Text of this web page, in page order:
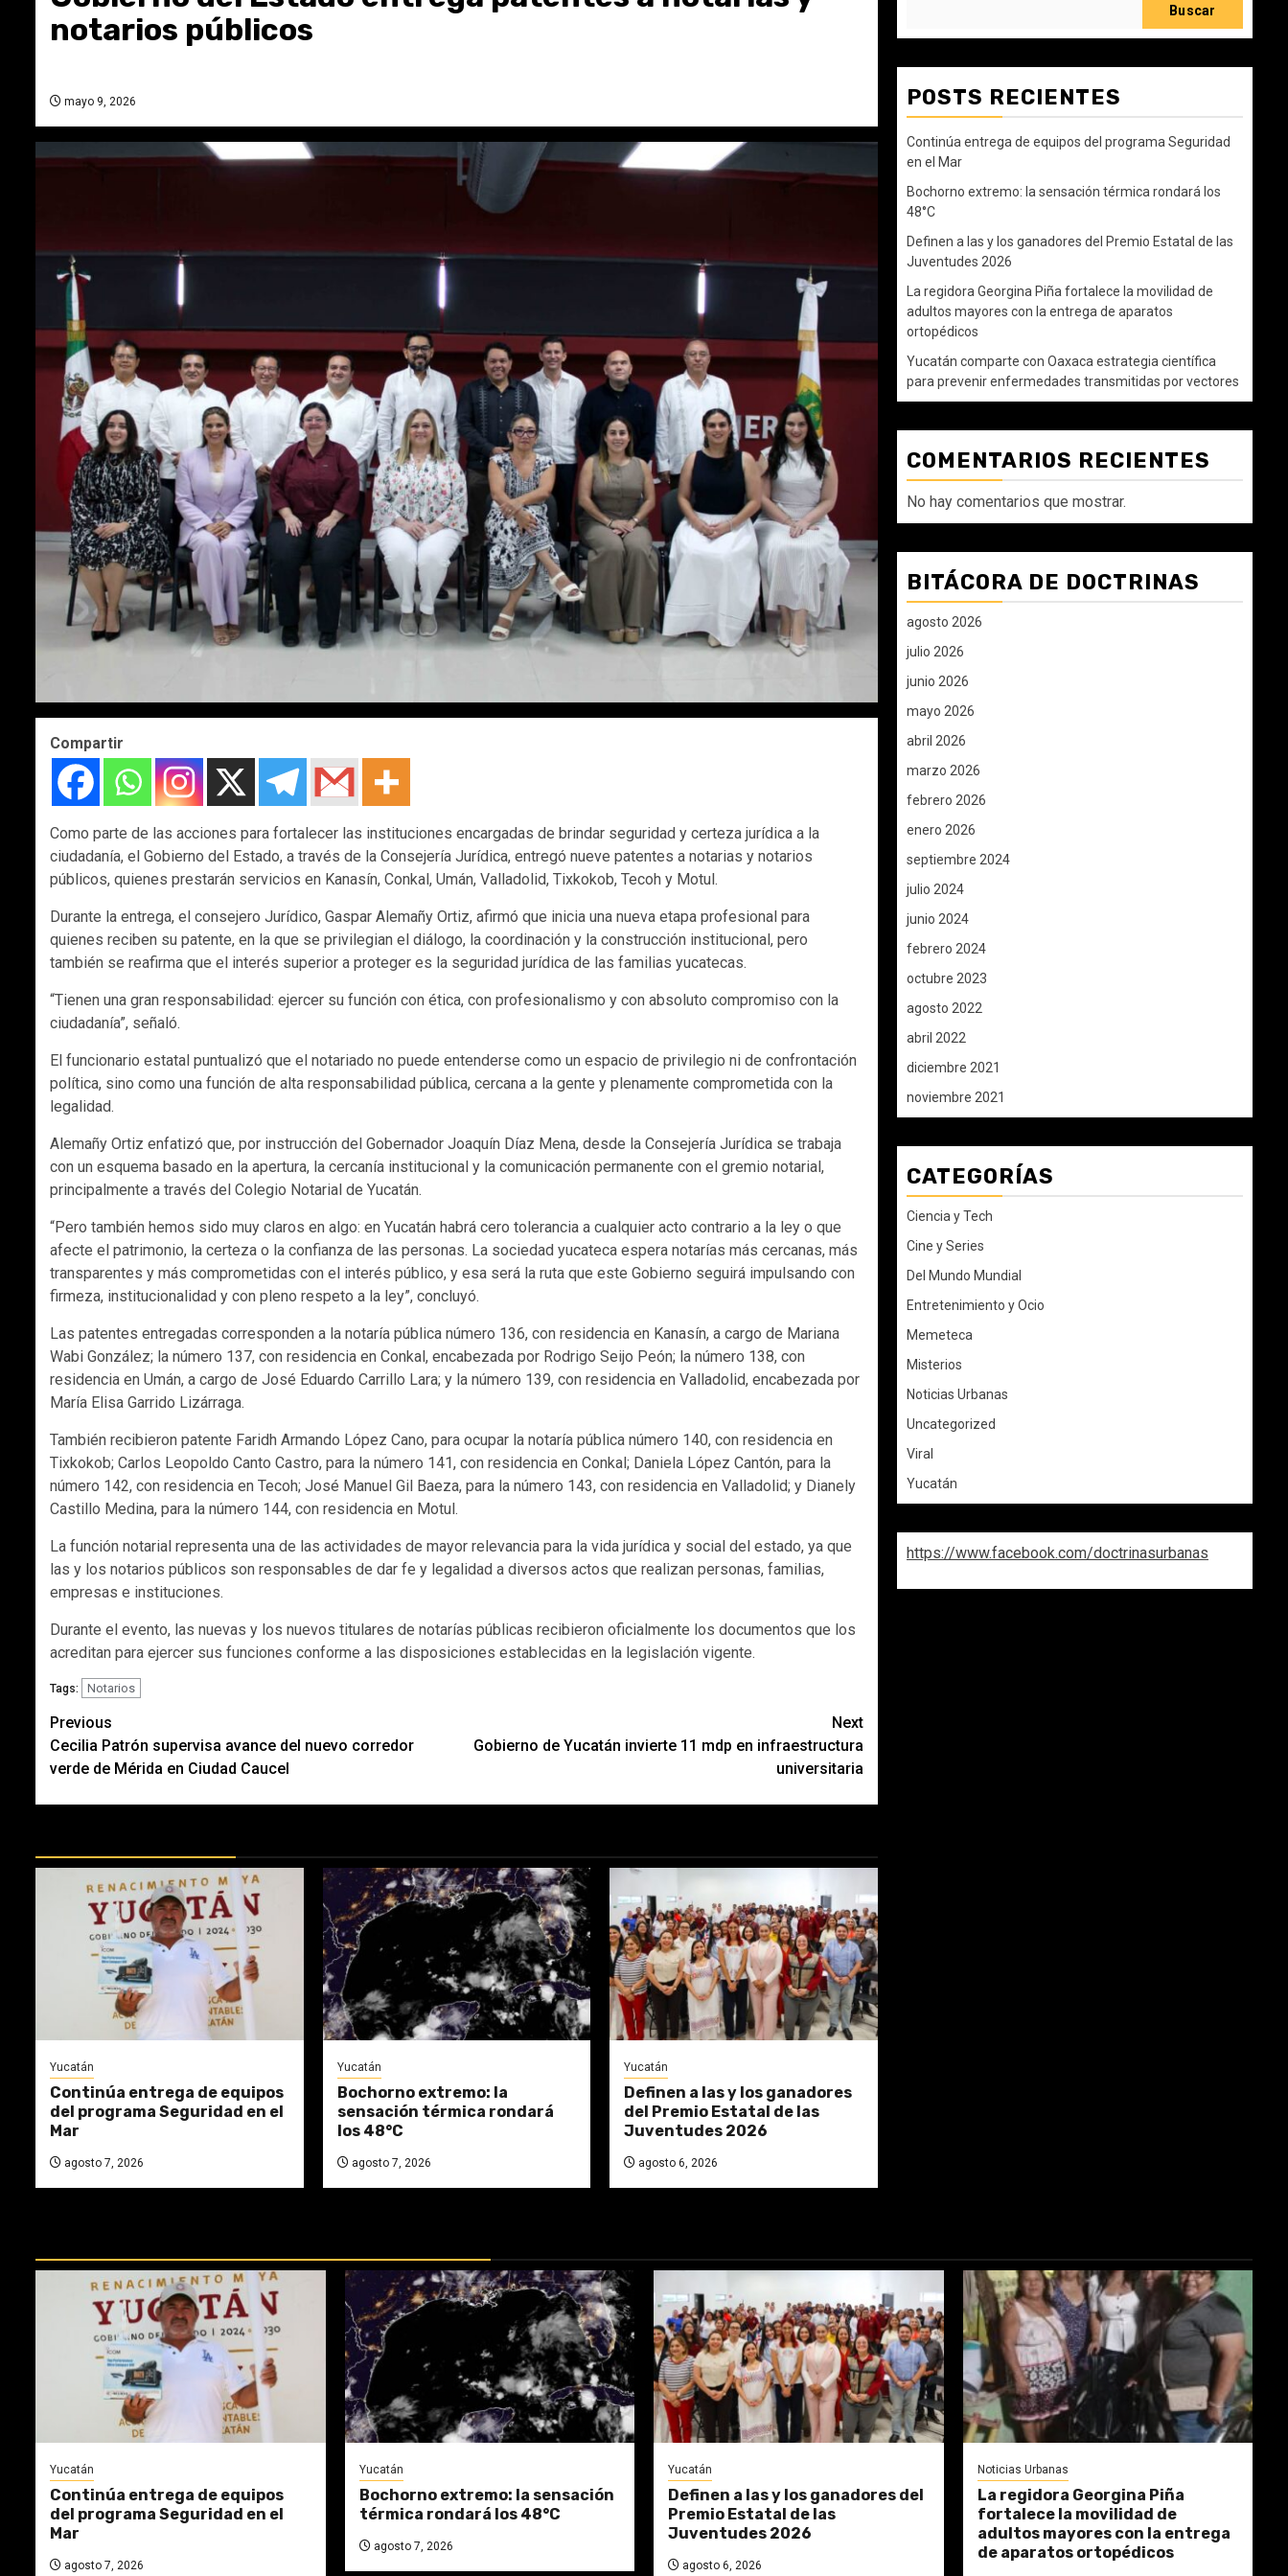
notarios públicos
mayo 9, 2026
Compartir
Como parte de las acciones para fortalecer las instituciones encargadas de brindar seguridad y certeza jurídica a la
ciudadanía, el Gobierno del Estado, a través de la Consejería Jurídica, entregó nueve patentes a notarias y notarios
públicos, quienes prestarán servicios en Kanasín, Conkal, Umán, Valladolid, Tixkokob, Tecoh y Motul.
Durante la entrega, el consejero Jurídico, Gaspar Alemañy Ortiz, afirmó que inicia una nueva etapa profesional para
quienes reciben su patente, en la que se privilegian el diálogo, la coordinación y la construcción institucional, pero
también se reafirma que el interés superior a proteger es la seguridad jurídica de las familias yucatecas.
“Tienen una gran responsabilidad: ejercer su función con ética, con profesionalismo y con absoluto compromiso con la
ciudadanía”, señaló.
El funcionario estatal puntualizó que el notariado no puede entenderse como un espacio de privilegio ni de confrontación
política, sino como una función de alta responsabilidad pública, cercana a la gente y plenamente comprometida con la
legalidad.
Alemañy Ortiz enfatizó que, por instrucción del Gobernador Joaquín Díaz Mena, desde la Consejería Jurídica se trabaja
con un esquema basado en la apertura, la cercanía institucional y la comunicación permanente con el gremio notarial,
principalmente a través del Colegio Notarial de Yucatán.
“Pero también hemos sido muy claros en algo: en Yucatán habrá cero tolerancia a cualquier acto contrario a la ley o que
afecte el patrimonio, la certeza o la confianza de las personas. La sociedad yucateca espera notarías más cercanas, más
transparentes y más comprometidas con el interés público, y esa será la ruta que este Gobierno seguirá impulsando con
firmeza, institucionalidad y con pleno respeto a la ley”, concluyó.
Las patentes entregadas corresponden a la notaría pública número 136, con residencia en Kanasín, a cargo de Mariana
Wabi González; la número 137, con residencia en Conkal, encabezada por Rodrigo Seijo Peón; la número 138, con
residencia en Umán, a cargo de José Eduardo Carrillo Lara; y la número 139, con residencia en Valladolid, encabezada por
María Elisa Garrido Lizárraga.
También recibieron patente Faridh Armando López Cano, para ocupar la notaría pública número 140, con residencia en
Tixkokob; Carlos Leopoldo Canto Castro, para la número 141, con residencia en Conkal; Daniela López Cantón, para la
número 142, con residencia en Tecoh; José Manuel Gil Baeza, para la número 143, con residencia en Valladolid; y Dianely
Castillo Medina, para la número 144, con residencia en Motul.
La función notarial representa una de las actividades de mayor relevancia para la vida jurídica y social del estado, ya que
las y los notarios públicos son responsables de dar fe y legalidad a diversos actos que realizan personas, familias,
empresas e instituciones.
Durante el evento, las nuevas y los nuevos titulares de notarías públicas recibieron oficialmente los documentos que los
acreditan para ejercer sus funciones conforme a las disposiciones establecidas en la legislación vigente.
Tags: Notarios
Post
navigation
Previous
Cecilia Patrón supervisa avance del nuevo corredor
verde de Mérida en Ciudad Caucel
Next
Gobierno de Yucatán invierte 11 mdp en infraestructura
universitaria
Yucatán
Continúa entrega de equipos
del programa Seguridad en el
Mar
agosto 7, 2026
Yucatán
Bochorno extremo: la
sensación térmica rondará
los 48°C
agosto 7, 2026
Yucatán
Definen a las y los ganadores
del Premio Estatal de las
Juventudes 2026
agosto 6, 2026
Buscar
POSTS RECIENTES
Continúa entrega de equipos del programa Seguridad
en el Mar
Bochorno extremo: la sensación térmica rondará los
48°C
Definen a las y los ganadores del Premio Estatal de las
Juventudes 2026
La regidora Georgina Piña fortalece la movilidad de
adultos mayores con la entrega de aparatos
ortopédicos
Yucatán comparte con Oaxaca estrategia científica
para prevenir enfermedades transmitidas por vectores
COMENTARIOS RECIENTES
No hay comentarios que mostrar.
BITÁCORA DE DOCTRINAS
agosto 2026
julio 2026
junio 2026
mayo 2026
abril 2026
marzo 2026
febrero 2026
enero 2026
septiembre 2024
julio 2024
junio 2024
febrero 2024
octubre 2023
agosto 2022
abril 2022
diciembre 2021
noviembre 2021
CATEGORÍAS
Ciencia y Tech
Cine y Series
Del Mundo Mundial
Entretenimiento y Ocio
Memeteca
Misterios
Noticias Urbanas
Uncategorized
Viral
Yucatán
https://www.facebook.com/doctrinasurbanas
Yucatán
Continúa entrega de equipos
del programa Seguridad en el
Mar
agosto 7, 2026
Yucatán
Bochorno extremo: la sensación
térmica rondará los 48°C
agosto 7, 2026
Yucatán
Definen a las y los ganadores del
Premio Estatal de las
Juventudes 2026
agosto 6, 2026
Noticias Urbanas
La regidora Georgina Piña
fortalece la movilidad de
adultos mayores con la entrega
de aparatos ortopédicos